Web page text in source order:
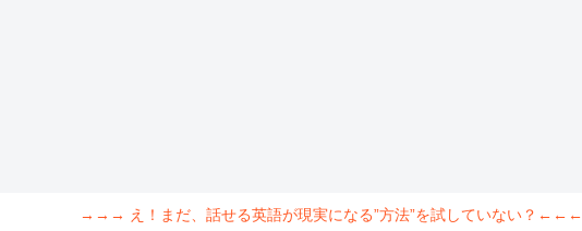
→→→ え！まだ、話せる英語が現実になる”方法”を試していない？←←←